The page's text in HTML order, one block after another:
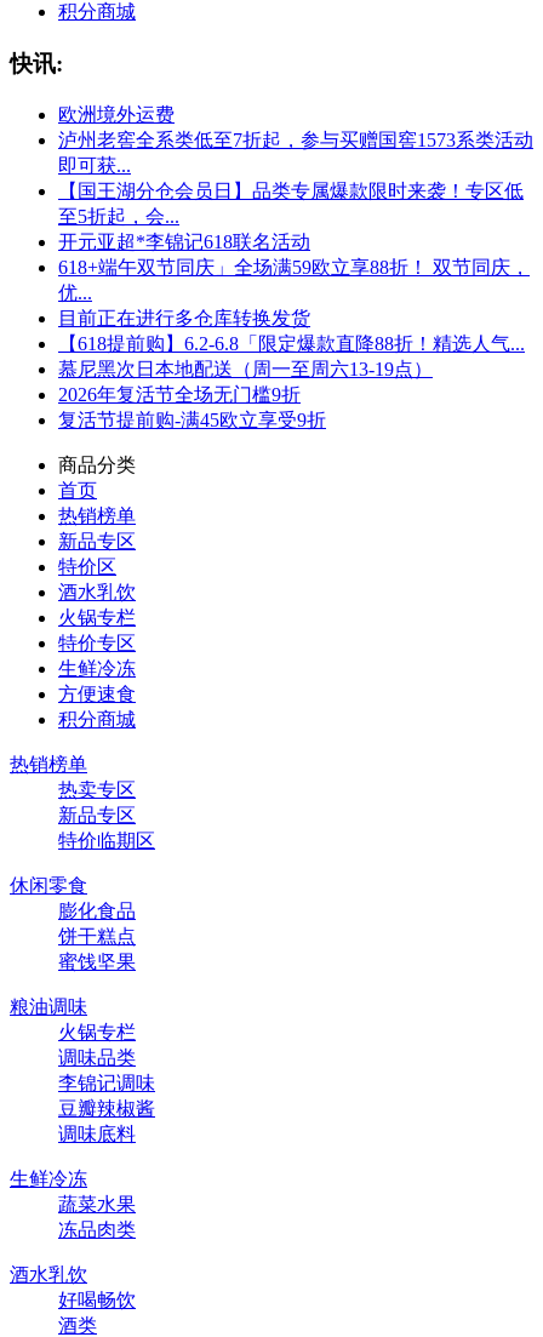
积分商城
快讯:
欧洲境外运费
泸州老窖全系类低至7折起，参与买赠国窖1573系类活动
即可获...
【国王湖分仓会员日】品类专属爆款限时来袭！专区低
至5折起，会...
开元亚超*李锦记618联名活动
618+端午双节同庆」全场满59欧立享88折！ 双节同庆，
优...
目前正在进行多仓库转换发货
【618提前购】6.2-6.8「限定爆款直降88折！精选人气...
慕尼黑次日本地配送（周一至周六13-19点）
2026年复活节全场无门槛9折
复活节提前购-满45欧立享受9折
商品分类
首页
热销榜单
新品专区
特价区
酒水乳饮
火锅专栏
特价专区
生鲜冷冻
方便速食
积分商城
热销榜单
热卖专区
新品专区
特价临期区
休闲零食
膨化食品
饼干糕点
蜜饯坚果
粮油调味
火锅专栏
调味品类
李锦记调味
豆瓣辣椒酱
调味底料
生鲜冷冻
蔬菜水果
冻品肉类
酒水乳饮
好喝畅饮
酒类